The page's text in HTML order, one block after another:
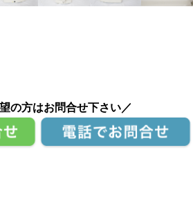
の方はお問合せ下さい／